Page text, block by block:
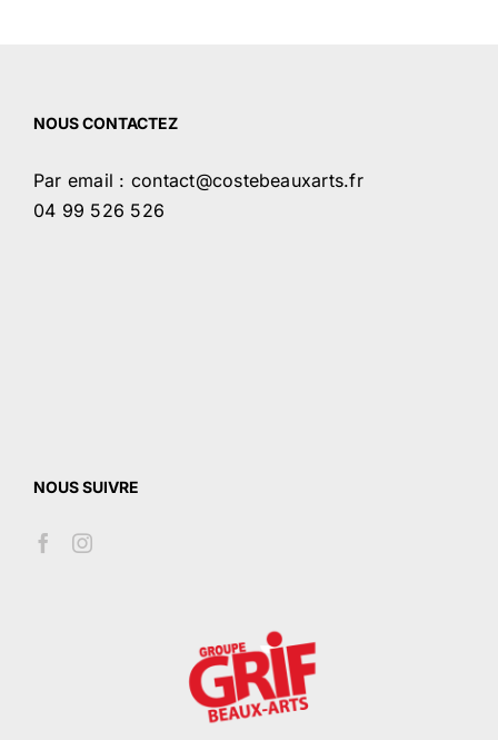
NOUS CONTACTEZ
Par email : contact@costebeauxarts.fr
04 99 526 526
NOUS SUIVRE